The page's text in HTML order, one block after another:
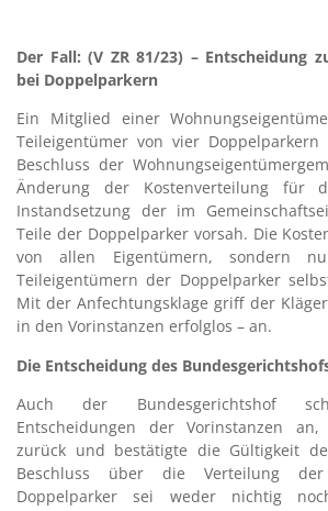
Der Fall: (V ZR 81/23) – Entscheidung
bei Doppelparkern
Ein Mitglied einer
Teileigentümer von vier Doppelparkern
Beschluss der
Änderung der Kostenverteilung für
Instandsetzung der im
Teile der Doppelparker vorsah. Die
von allen Eigentümern, sondern
Teileigentümern der Doppelparker
Mit der Anfechtungsklage griff der
in den Vorinstanzen erfolglos – an.
Die Entscheidung des
Auch der Bundesgerichtshof
Entscheidungen der Vorinstanzen
zurück und bestätigte die Gültigkeit
Beschluss über die Verteilung
Doppelparker sei weder nichtig